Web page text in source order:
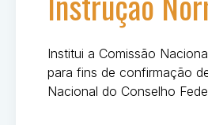
Institui a Comissão
para fins de confirmação
Nacional do Conselho